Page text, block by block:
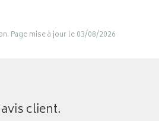
Page mise à jour le 03/08/2026
client.